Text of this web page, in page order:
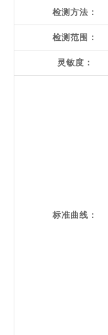
检测方法：
检测范围：
灵敏度：
标准曲线：